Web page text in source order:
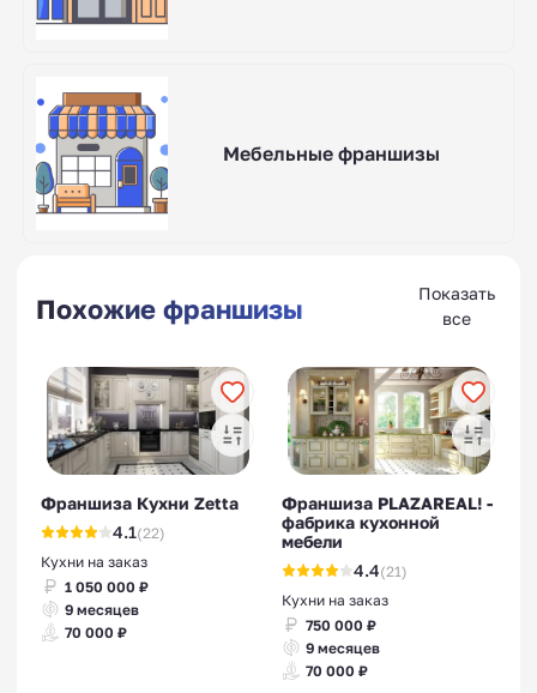
Мебельные франшизы
Похожие франшизы
Показать
все
Франшиза Кухни Zetta
4.1(22)
Кухни на заказ
1 050 000 ₽
9 месяцев
70 000 ₽
Франшиза PLAZAREAL! -
фабрика кухонной
мебели
4.4(21)
Кухни на заказ
750 000 ₽
9 месяцев
70 000 ₽